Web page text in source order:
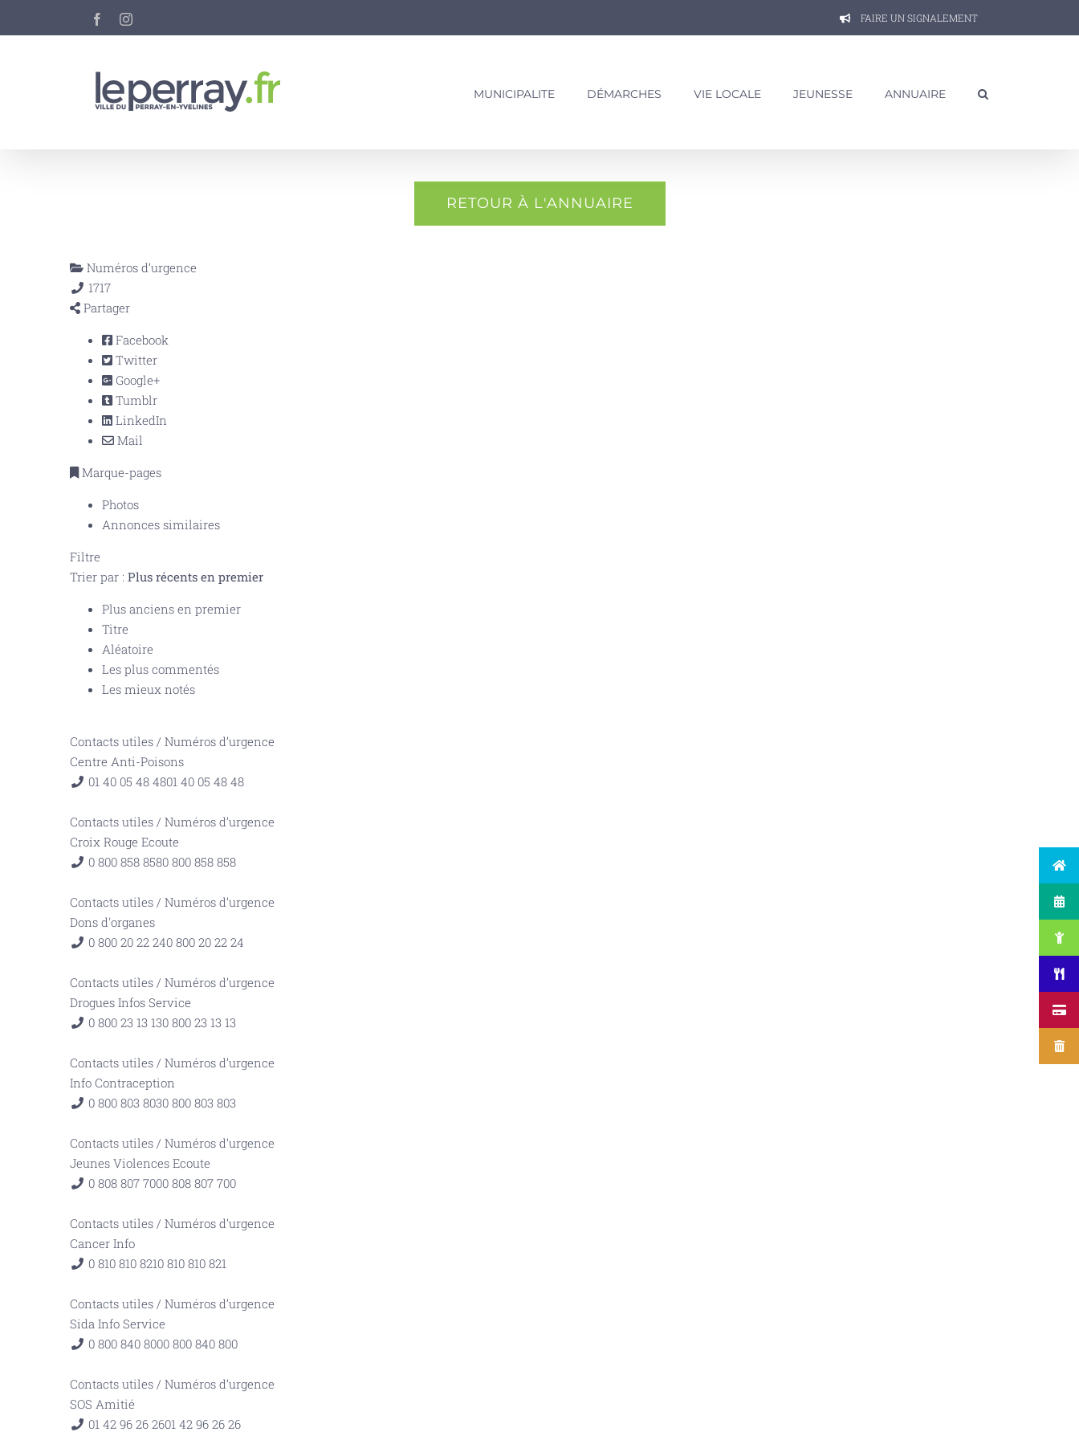
FacebookInstagram FAIRE UN SIGNALEMENT
MUNICIPALITE DÉMARCHES VIE LOCALE JEUNESSE ANNUAIRE
RETOUR À L'ANNUAIRE
Numéros d’urgence
1717
Partager
Facebook
Twitter
Google+
Tumblr
LinkedIn
Mail
Marque-pages
Photos
Annonces similaires
Filtre
Trier par : Plus récents en premier
Plus anciens en premier
Titre
Aléatoire
Les plus commentés
Les mieux notés
Contacts utiles / Numéros d’urgence
Centre Anti-Poisons
01 40 05 48 4801 40 05 48 48
Contacts utiles / Numéros d’urgence
Croix Rouge Ecoute
0 800 858 8580 800 858 858
Contacts utiles / Numéros d’urgence
Dons d'organes
0 800 20 22 240 800 20 22 24
Contacts utiles / Numéros d’urgence
Drogues Infos Service
0 800 23 13 130 800 23 13 13
Contacts utiles / Numéros d’urgence
Info Contraception
0 800 803 8030 800 803 803
Contacts utiles / Numéros d’urgence
Jeunes Violences Ecoute
0 808 807 7000 808 807 700
Contacts utiles / Numéros d’urgence
Cancer Info
0 810 810 8210 810 810 821
Contacts utiles / Numéros d’urgence
Sida Info Service
0 800 840 8000 800 840 800
Contacts utiles / Numéros d’urgence
SOS Amitié
01 42 96 26 2601 42 96 26 26